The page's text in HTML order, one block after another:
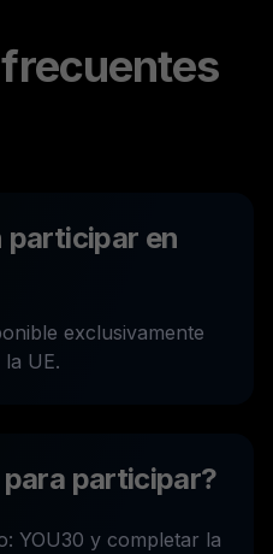
participar en
exclusivamente
UE.
participar?
YOU30 y completar la